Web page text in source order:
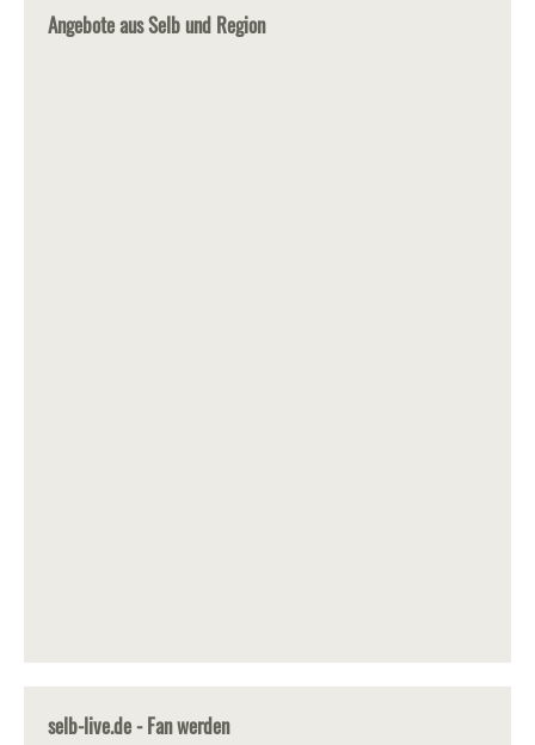
Angebote aus Selb und Region
selb-live.de - Fan werden